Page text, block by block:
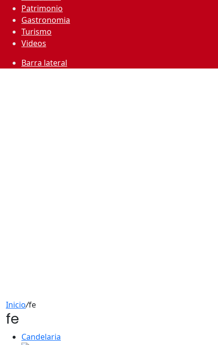
Patrimonio
Gastronomia
Turismo
Videos
Barra lateral
Inicio/fe
fe
Candelaria